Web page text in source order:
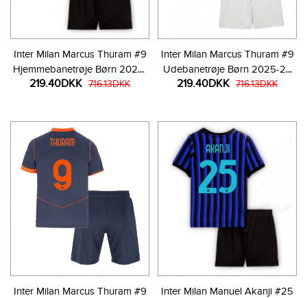
Inter Milan Marcus Thuram #9
Hjemmebanetrøje Børn 2025-
26 Kortærmet (+ Korte bukser)
219.40DKK 716.13DKK
Inter Milan Marcus Thuram #9
Udebanetrøje Børn 2025-26
Kortærmet (+ Korte bukser)
219.40DKK 716.13DKK
Inter Milan Marcus Thuram #9
Inter Milan Manuel Akanji #25